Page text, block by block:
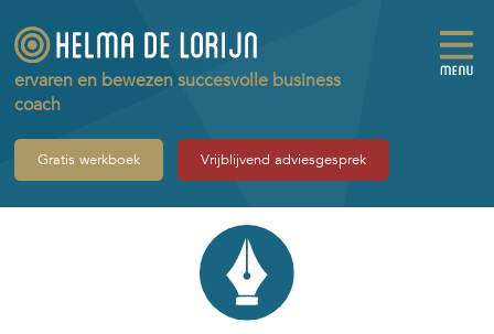
ervaren en bewezen succesvolle business
coach
Gratis werkboek Vrijblijvend adviesgesprek